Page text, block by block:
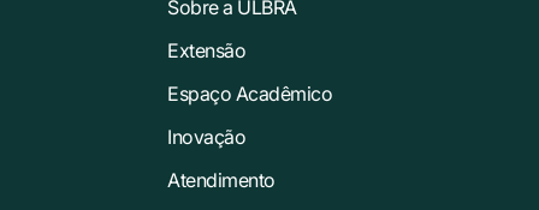
Sobre a ULBRA
Extensão
Espaço Acadêmico
Inovação
Atendimento